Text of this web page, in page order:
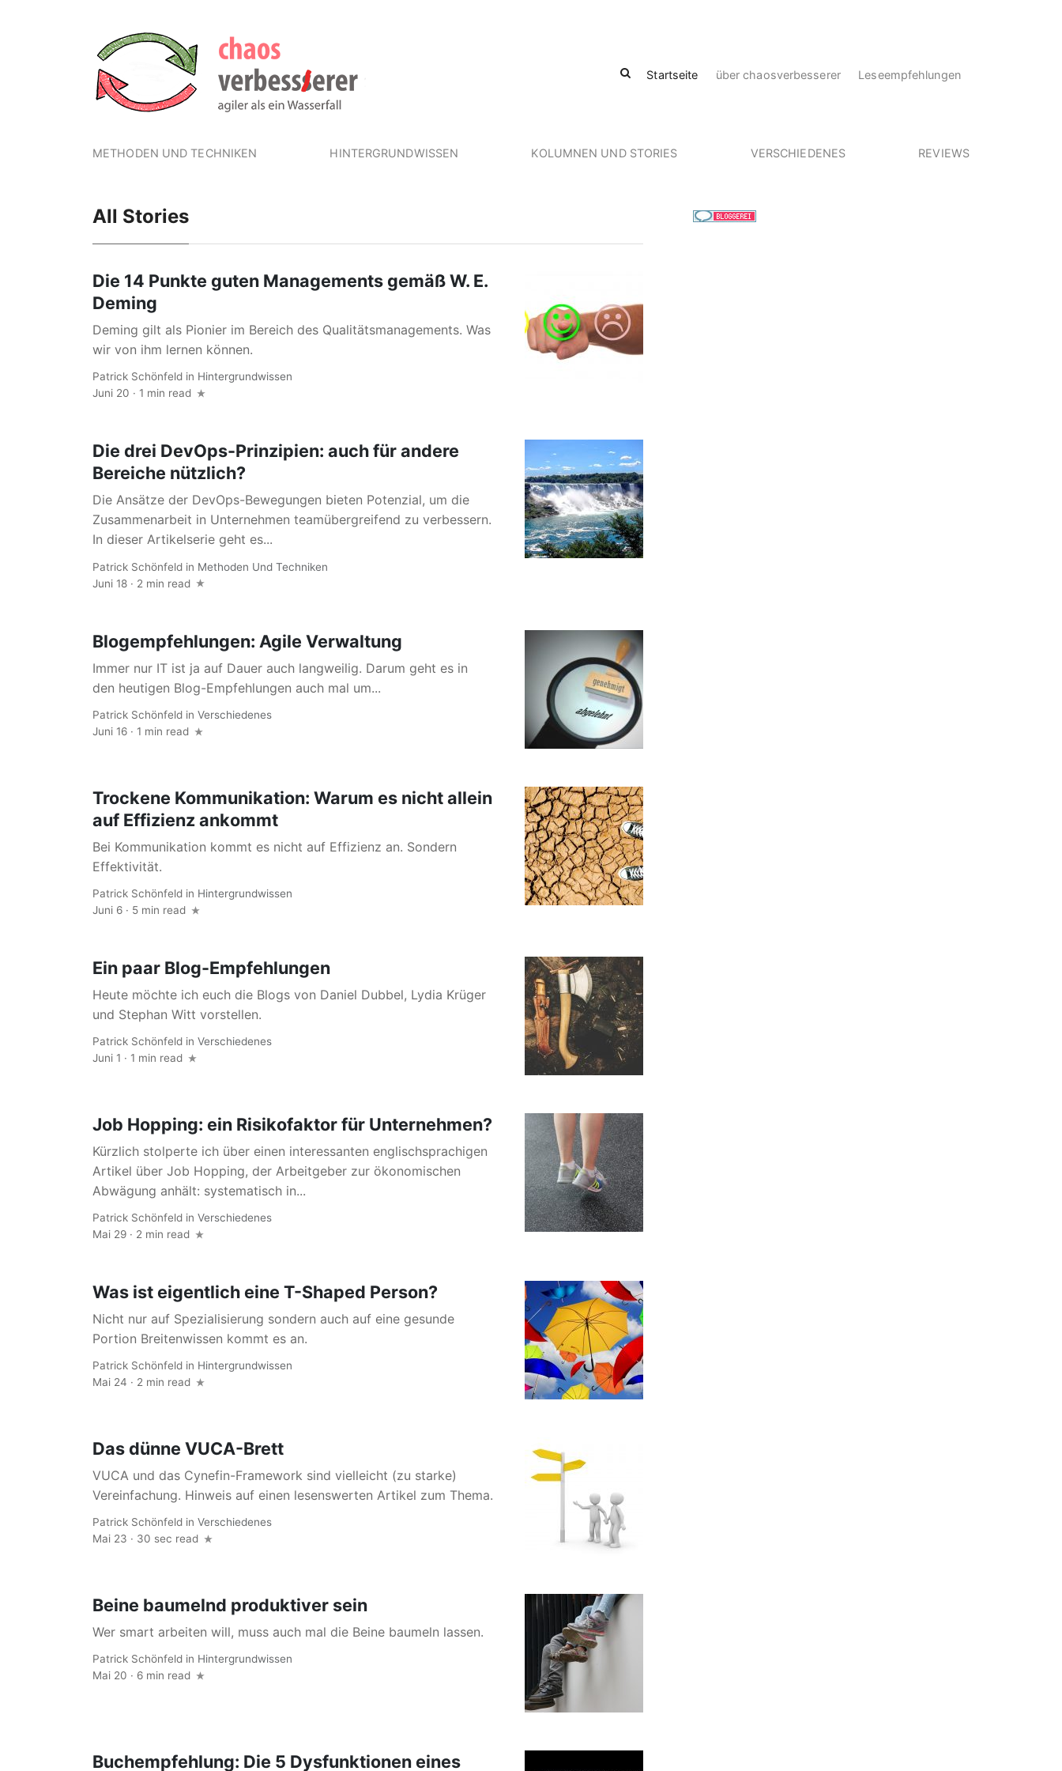
Startseite über chaosverbesserer Leseempfehlungen
METHODEN UND TECHNIKEN HINTERGRUNDWISSEN KOLUMNEN UND STORIES VERSCHIEDENES REVIEWS
All Stories
Die 14 Punkte guten Managements gemäß W. E.
Deming
Deming gilt als Pionier im Bereich des Qualitätsmanagements. Was
wir von ihm lernen können.
Patrick Schönfeld in Hintergrundwissen
Juni 20 · 1 min read
Die drei DevOps-Prinzipien: auch für andere
Bereiche nützlich?
Die Ansätze der DevOps-Bewegungen bieten Potenzial, um die
Zusammenarbeit in Unternehmen teamübergreifend zu verbessern.
In dieser Artikelserie geht es...
Patrick Schönfeld in Methoden Und Techniken
Juni 18 · 2 min read
Blogempfehlungen: Agile Verwaltung
Immer nur IT ist ja auf Dauer auch langweilig. Darum geht es in
den heutigen Blog-Empfehlungen auch mal um...
Patrick Schönfeld in Verschiedenes
Juni 16 · 1 min read
Trockene Kommunikation: Warum es nicht allein
auf Effizienz ankommt
Bei Kommunikation kommt es nicht auf Effizienz an. Sondern
Effektivität.
Patrick Schönfeld in Hintergrundwissen
Juni 6 · 5 min read
Ein paar Blog-Empfehlungen
Heute möchte ich euch die Blogs von Daniel Dubbel, Lydia Krüger
und Stephan Witt vorstellen.
Patrick Schönfeld in Verschiedenes
Juni 1 · 1 min read
Job Hopping: ein Risikofaktor für Unternehmen?
Kürzlich stolperte ich über einen interessanten englischsprachigen
Artikel über Job Hopping, der Arbeitgeber zur ökonomischen
Abwägung anhält: systematisch in...
Patrick Schönfeld in Verschiedenes
Mai 29 · 2 min read
Was ist eigentlich eine T-Shaped Person?
Nicht nur auf Spezialisierung sondern auch auf eine gesunde
Portion Breitenwissen kommt es an.
Patrick Schönfeld in Hintergrundwissen
Mai 24 · 2 min read
Das dünne VUCA-Brett
VUCA und das Cynefin-Framework sind vielleicht (zu starke)
Vereinfachung. Hinweis auf einen lesenswerten Artikel zum Thema.
Patrick Schönfeld in Verschiedenes
Mai 23 · 30 sec read
Beine baumelnd produktiver sein
Wer smart arbeiten will, muss auch mal die Beine baumeln lassen.
Patrick Schönfeld in Hintergrundwissen
Mai 20 · 6 min read
Buchempfehlung: Die 5 Dysfunktionen eines